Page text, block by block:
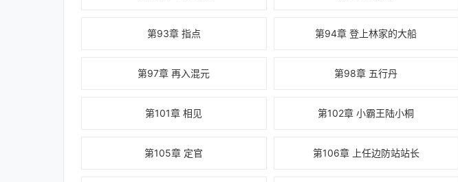
第93章 指点 第94章 登上林家的大船
第97章 再入混元 第98章 五行丹
第101章 相见 第102章 小霸王陆小桐
第105章 定官 第106章 上任边防站站长